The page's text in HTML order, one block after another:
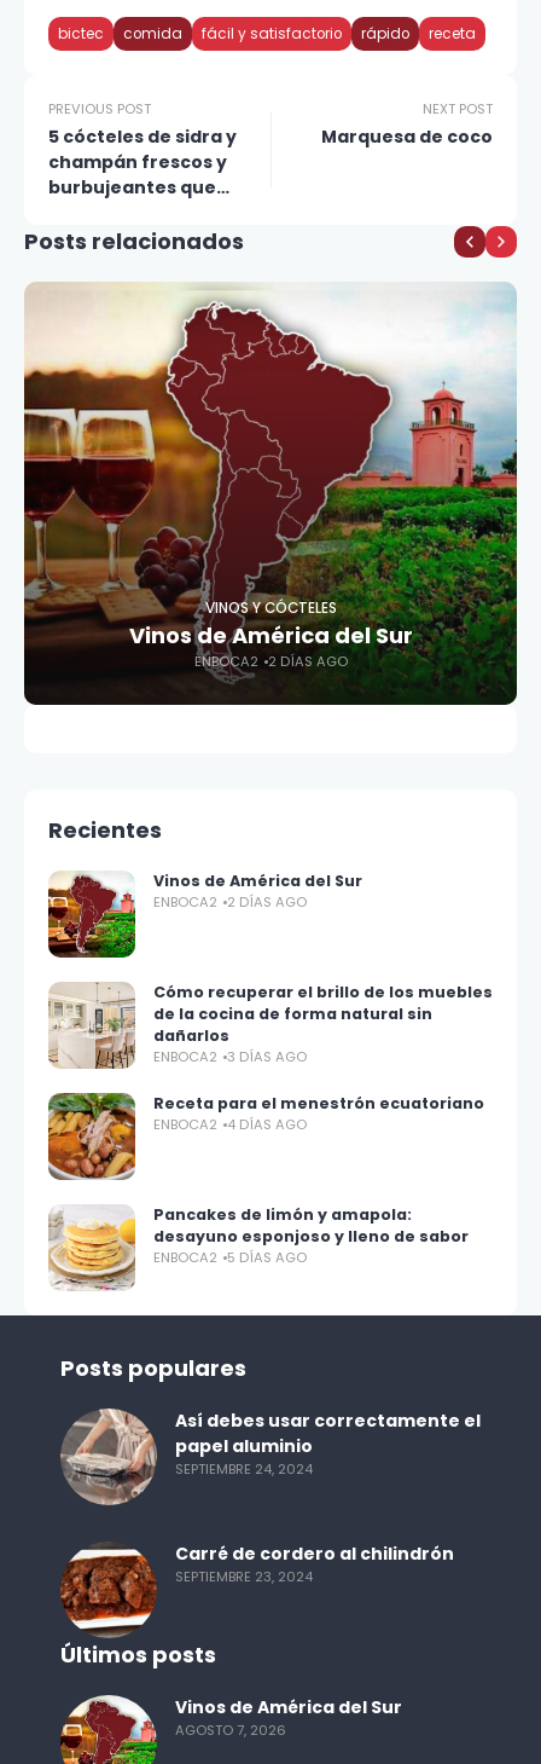
bictec comida fácil y satisfactorio rápido receta
PREVIOUS POST
5 cócteles de sidra y
champán frescos y
burbujeantes que
NEXT POST
Marquesa de coco
Posts relacionados
VINOS Y CÓCTELES
Vinos de América del Sur
ENBOCA2 2 DÍAS AGO
Recientes
Vinos de América del Sur
ENBOCA2 2 DÍAS AGO
Cómo recuperar el brillo de los muebles
de la cocina de forma natural sin
dañarlos
ENBOCA2 3 DÍAS AGO
Receta para el menestrón ecuatoriano
ENBOCA2 4 DÍAS AGO
Pancakes de limón y amapola:
desayuno esponjoso y lleno de sabor
ENBOCA2 5 DÍAS AGO
Posts populares
Así debes usar correctamente el
papel aluminio
SEPTIEMBRE 24, 2024
Carré de cordero al chilindrón
SEPTIEMBRE 23, 2024
Últimos posts
Vinos de América del Sur
AGOSTO 7, 2026